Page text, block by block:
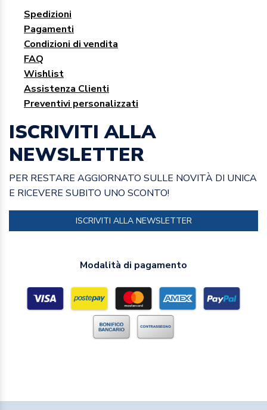
Spedizioni
Pagamenti
Condizioni di vendita
FAQ
Wishlist
Assistenza Clienti
Preventivi personalizzati
ISCRIVITI ALLA
NEWSLETTER
PER RESTARE AGGIORNATO SULLE NOVITÀ DI UNICA
E RICEVERE SUBITO UNO SCONTO!
ISCRIVITI ALLA NEWSLETTER
Modalità di pagamento